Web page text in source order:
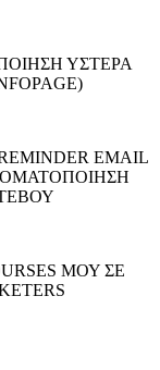
ΥΣΤΕΡΑ
EMAIL
ΜΟΥ ΣΕ